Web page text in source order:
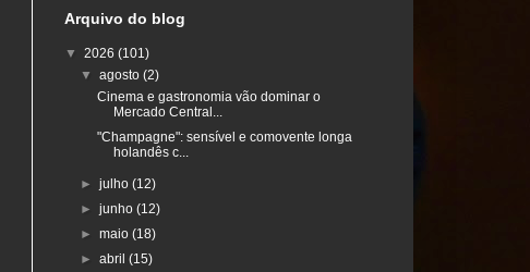
Arquivo do blog
▼ 2026 (101)
▼agosto(2)
Cinema e gastronomia vão dominar o
Mercado Central...
"Champagne": sensível e comovente longa
holandês c...
►julho(12)
►junho(12)
►maio(18)
►abril(15)